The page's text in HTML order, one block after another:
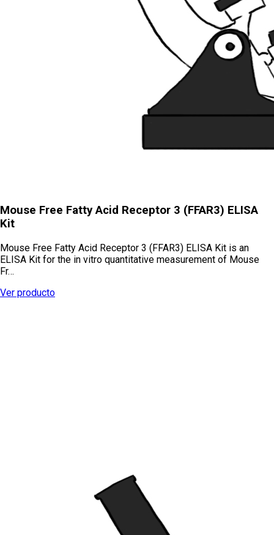
Mouse Free Fatty Acid Receptor 3 (FFAR3) ELISA
Kit
Mouse Free Fatty Acid Receptor 3 (FFAR3) ELISA Kit is an
ELISA Kit for the in vitro quantitative measurement of Mouse
Fr…
Ver producto